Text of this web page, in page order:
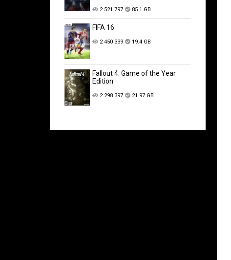
2 521 797 85.1 GB
FIFA 16
2 450 339 19.4 GB
Fallout 4: Game of the Year
Edition
2 298 397 21.97 GB